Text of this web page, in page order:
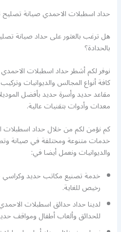
حداد اسطبلات الاحمدي صيانة
هل ترغب بالعثور على حداد صيانة
بالحدادة؟
نوفر لكم أشطر حداد اسطبلات
كافة أنواع المجالس والديوانيات
مقاعد حديد وأسرة حديد بأفضل
معدات وأدوات بتقنيات عالية.
كم نؤمن لكم من خلال حداد اسطبلات
خدمات متنوعة ومختلفة في صيانة
والديوانيات ونعمل أيضا في:
خدمة تصنيع مكاتب حديد وكراسي
رخيص للغاية.
لدينا حداد حدائق اسطبلات
للحدائق وألعاب أطفال ومواقف